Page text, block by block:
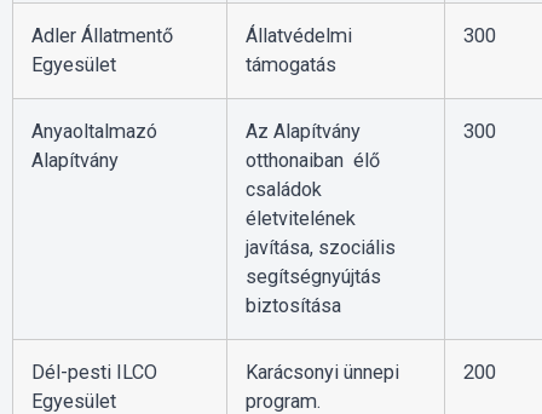
Adler Állatmentő
Egyesület
Állatvédelmi
támogatás
300
Anyaoltalmazó
Alapítvány
Az Alapítvány
otthonaiban élő
családok
életvitelének
javítása, szociális
segítségnyújtás
biztosítása
300
Dél-pesti ILCO
Egyesület
Karácsonyi ünnepi
program.
200